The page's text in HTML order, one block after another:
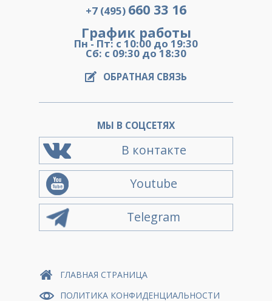
+7 (495) 660 33 16
График работы
Пн - Пт: с 10:00 до 19:30
Сб: с 09:30 до 18:30
ОБРАТНАЯ СВЯЗЬ
МЫ В СОЦСЕТЯХ
В контакте
Youtube
Telegram
ГЛАВНАЯ СТРАНИЦА
ПОЛИТИКА КОНФИДЕНЦИАЛЬНОСТИ